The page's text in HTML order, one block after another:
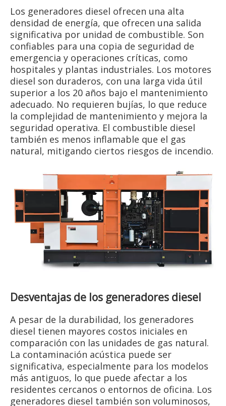
Los generadores diesel ofrecen una alta
densidad de energía, que ofrecen una salida
significativa por unidad de combustible. Son
confiables para una copia de seguridad de
emergencia y operaciones críticas, como
hospitales y plantas industriales. Los motores
diesel son duraderos, con una larga vida útil
superior a los 20 años bajo el mantenimiento
adecuado. No requieren bujías, lo que reduce
la complejidad de mantenimiento y mejora la
seguridad operativa. El combustible diesel
también es menos inflamable que el gas
natural, mitigando ciertos riesgos de incendio.
Desventajas de los generadores diesel
A pesar de la durabilidad, los generadores
diesel tienen mayores costos iniciales en
comparación con las unidades de gas natural.
La contaminación acústica puede ser
significativa, especialmente para los modelos
más antiguos, lo que puede afectar a los
residentes cercanos o entornos de oficina. Los
generadores diesel también son voluminosos,